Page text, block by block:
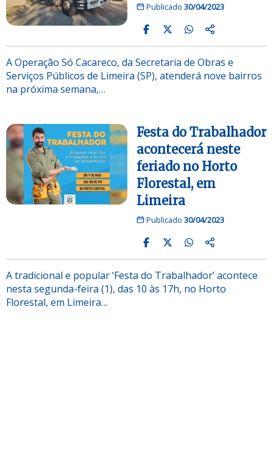
Publicado 30/04/2023
A Operação Só Cacareco, da Secretaria de Obras e
Serviços Públicos de Limeira (SP), atenderá nove bairros
na próxima semana,…
Festa do Trabalhador
acontecerá neste
feriado no Horto
Florestal, em
Limeira
Publicado 30/04/2023
A tradicional e popular ‘Festa do Trabalhador’ acontece
nesta segunda-feira (1), das 10 às 17h, no Horto
Florestal, em Limeira…